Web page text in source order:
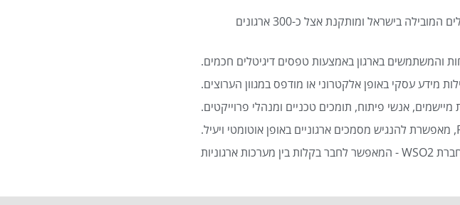
PB Digital (PrintBOS Digital) הינה המערכת לטפסים דיגיטלים המובילה בישראל ומותקנת אצל כ-300 ארגונים
והמשתמשים בארגון באמצעות טפסים דיגיטלים חכמים.
מידע עסקי באופן אלקטרוני או מודפס במגוון הערוצים.
אנשי פיתוח, תומכים טכניים ומנהלי פרוייקטים.